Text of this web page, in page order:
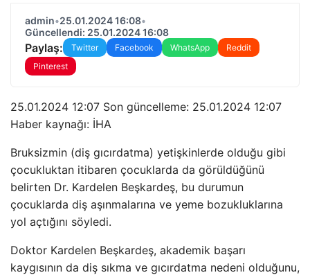
admin•25.01.2024 16:08•
Güncellendi: 25.01.2024 16:08
Paylaş: Twitter Facebook WhatsApp
Reddit
Pinterest
25.01.2024 12:07 Son güncelleme: 25.01.2024 12:07
Haber kaynağı: İHA
Bruksizmin (diş gıcırdatma) yetişkinlerde olduğu gibi
çocukluktan itibaren çocuklarda da görüldüğünü
belirten Dr. Kardelen Beşkardeş, bu durumun
çocuklarda diş aşınmalarına ve yeme bozukluklarına
yol açtığını söyledi.
Doktor Kardelen Beşkardeş, akademik başarı
kaygısının da diş sıkma ve gıcırdatma nedeni olduğunu,